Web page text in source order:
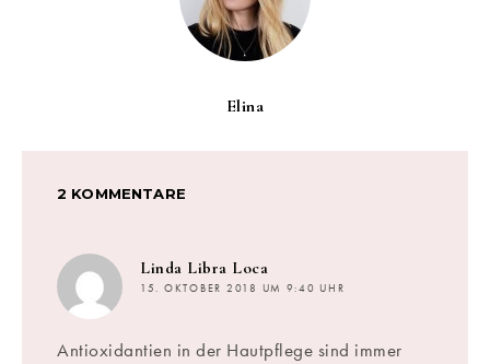
Elina
2 KOMMENTARE
Linda Libra Loca
15. OKTOBER 2018 UM 9:40 UHR
Antioxidantien in der Hautpflege sind immer